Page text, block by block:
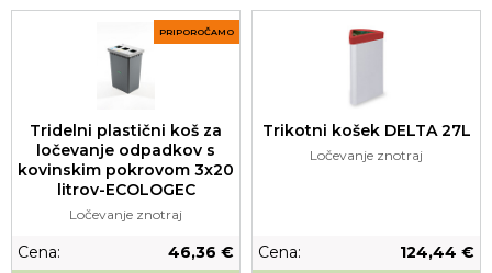
PRIPOROČAMO
Tridelni plastični koš za
ločevanje odpadkov s
kovinskim pokrovom 3x20
litrov-ECOLOGEC
Ločevanje znotraj
Cena: 46,36 €
Trikotni košek DELTA 27L
Ločevanje znotraj
Cena: 124,44 €